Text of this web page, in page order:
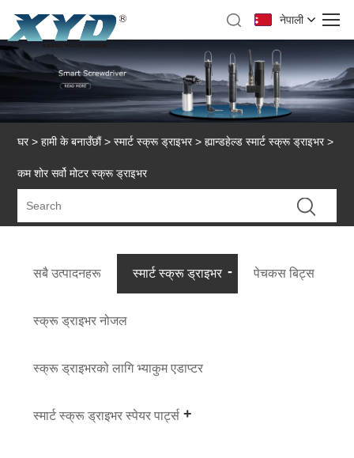
नेपाली
घर > हामी के बनाउँछौं>स्मार्ट स्क्रू ड्राइभर>ह्यान्डहेल्ड स्मार्ट स्क्रू ड्राइभर>
कम शोर सर्वो मोटर स्क्रू ड्राइभर
सबै उत्पादनहरू स्मार्ट स्क्रू ड्राइभर पेचकस बिट्स
स्क्रू ड्राइभर नोजल
स्क्रू ड्राइभरको लागि भ्याकुम एडाप्टर
स्मार्ट स्क्रू ड्राइभर स्पेयर पार्ट्स